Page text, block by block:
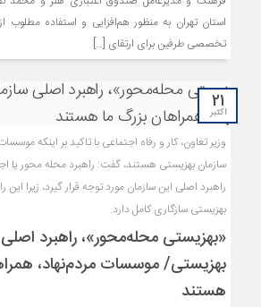
استان تهران به منظور هم‌افزایی و استفاده مطلوب
تخصصی طرفین برای ارتقای […]
21
اکتبر
وزیر تعاون، کار و رفاه اجتماعی با تاکید بر اینکه
سازمان بهزیستی هستند، گفت: راهبرد محله محور یا
راهبرد اصلی این سازمان مورد توجه قرار گیرد، زیرا این
بهزیستی سازگاری کامل دارد.
«بهزیستی محله‌محور»، راهبرد
بهزیستی/ موسسات مردم‌نهاد،
هستند